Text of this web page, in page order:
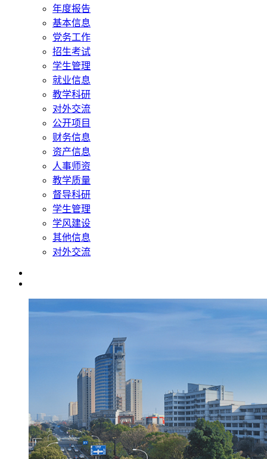
年度报告
基本信息
党务工作
招生考试
学生管理
就业信息
教学科研
对外交流
公开项目
财务信息
资产信息
人事师资
教学质量
督导科研
学生管理
学风建设
其他信息
对外交流